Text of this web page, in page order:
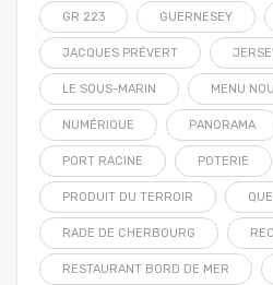
GR 223 GUERNESEY
JACQUES PRÉVERT
LE SOUS-MARIN MENU
NUMÉRIQUE PANORAMA
PORT RACINE POTERIE
PRODUIT DU TERROIR
RADE DE CHERBOURG
RESTAURANT BORD DE MER